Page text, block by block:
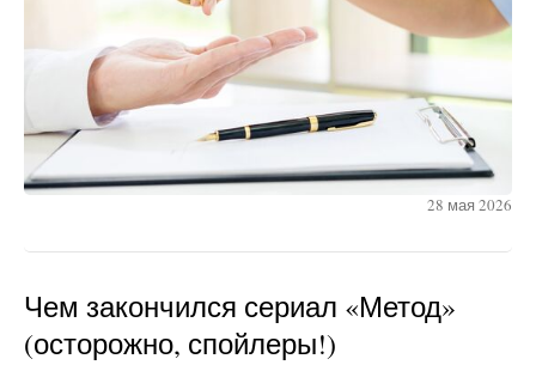
28 мая 2026
Чем закончился сериал «Метод»
(осторожно, спойлеры!)